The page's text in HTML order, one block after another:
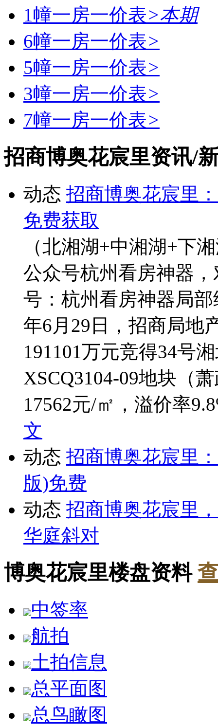
1幢一房一价表>本期
6幢一房一价表>
5幢一房一价表>
3幢一房一价表>
7幢一房一价表>
招商博奥花宸里资讯/
动态 招商博奥花宸里
免费获取
（北湘湖+中湘湖+下
公众号杭州看房神器
号：杭州看房神器局
年6月29日，招商局地
191101万元竞得34号
XSCQ3104-09地块（
17562元/㎡，溢价率
文
动态 招商博奥花宸里
版)免费
动态 招商博奥花宸里
华庭斜对
博奥花宸里楼盘资料
中签率
航拍
土拍信息
总平面图
总鸟瞰图